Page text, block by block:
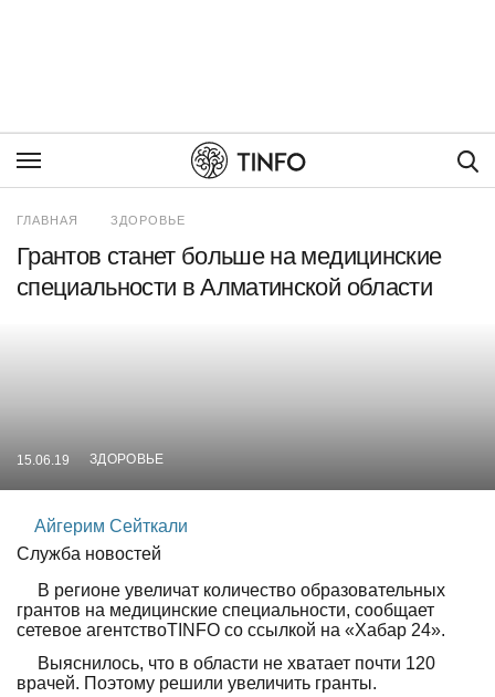
ГЛАВНАЯ ЗДОРОВЬЕ
Грантов станет больше на медицинские
специальности в Алматинской области
15.06.19 ЗДОРОВЬЕ
Айгерим Сейткали
Служба новостей
В регионе увеличат количество образовательных
грантов на медицинские специальности, сообщает
сетевое агентствоTINFO со ссылкой на «Хабар 24».
Выяснилось, что в области не хватает почти 120
врачей. Поэтому решили увеличить гранты.